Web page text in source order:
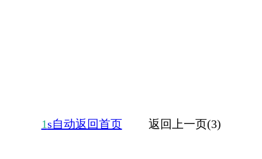
1s自动返回首页 返回上一页(3)